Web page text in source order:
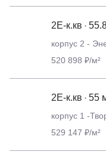
2Е-к.кв
корпус 2 -
520 898 ₽/м²
2Е-к.кв 55
корпус 1 -
529 147 ₽/м²